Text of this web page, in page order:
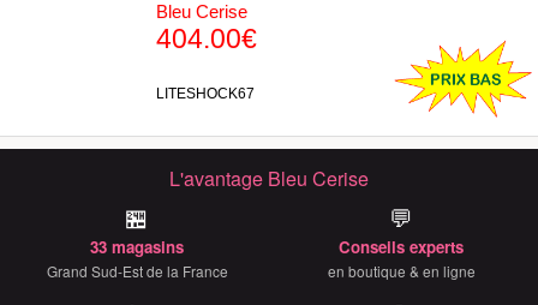
Bleu Cerise
404.00€
LITESHOCK67
L'avantage Bleu Cerise
🏪
33 magasins
Grand Sud-Est de la France
💬
Conseils experts
en boutique & en ligne